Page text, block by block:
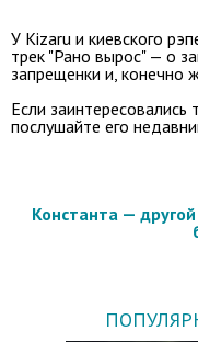
У Kizaru и киевского
трек "Рано вырос" — о
запрещенки и, конечно
Если заинтересовались
послушайте его
Константа —